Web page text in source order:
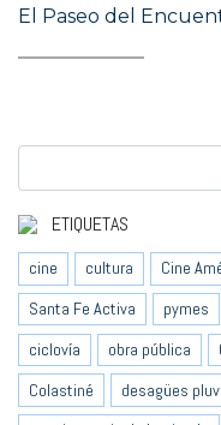
El Paseo del
ETIQUETAS
cine cultura Cine
Santa Fe Activa
pymes
ciclovía
obra pública
Colastiné
desagües